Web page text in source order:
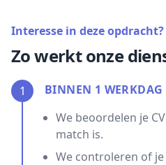
Interesse in deze opdracht?
Zo werkt onze
1
BINNEN 1 WERKDAG
We beoordelen je
match is.
We controleren of